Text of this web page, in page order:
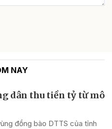
NAY
dân thu tiền tỷ từ mô
đồng bào DTTS của tỉnh